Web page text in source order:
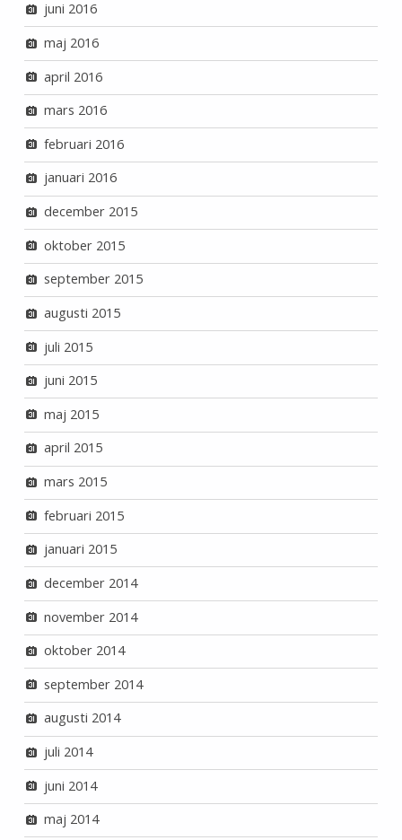
juni 2016
maj 2016
april 2016
mars 2016
februari 2016
januari 2016
december 2015
oktober 2015
september 2015
augusti 2015
juli 2015
juni 2015
maj 2015
april 2015
mars 2015
februari 2015
januari 2015
december 2014
november 2014
oktober 2014
september 2014
augusti 2014
juli 2014
juni 2014
maj 2014